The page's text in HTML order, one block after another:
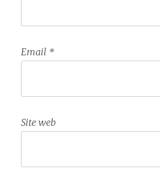
Email *
Site web